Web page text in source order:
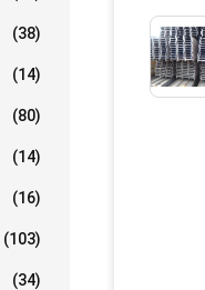
(38)
(14)
(80)
(14)
(16)
(103)
(34)